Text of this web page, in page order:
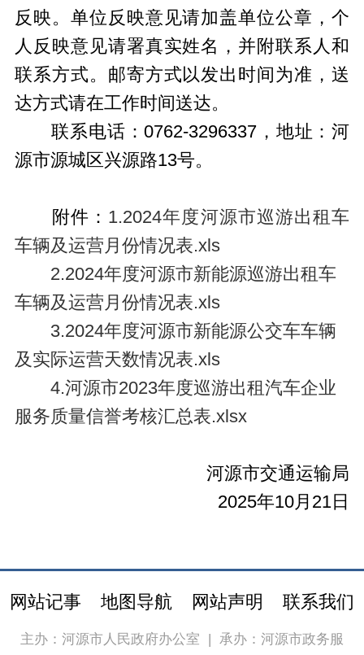
反映。单位反映意见请加盖单位公章，个
人反映意见请署真实姓名，并附联系人和
联系方式。邮寄方式以发出时间为准，送
达方式请在工作时间送达。
联系电话：0762-3296337，地址：河
源市源城区兴源路13号。
附件： 1.2024年度河源市巡游出租车
车辆及运营月份情况表.xls
2.2024年度河源市新能源巡游出租车
车辆及运营月份情况表.xls
3.2024年度河源市新能源公交车车辆
及实际运营天数情况表.xls
4.河源市2023年度巡游出租汽车企业
服务质量信誉考核汇总表.xlsx
河源市交通运输局
2025年10月21日
网站记事 地图导航 网站声明 联系我们
主办：河源市人民政府办公室 | 承办：河源市政务服